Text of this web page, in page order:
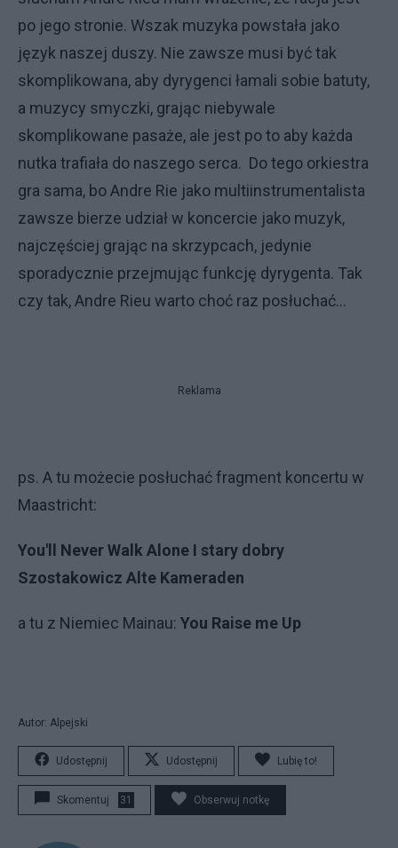
po jego stronie. Wszak muzyka powstała jako
język naszej duszy. Nie zawsze musi być tak
skomplikowana, aby dyrygenci łamali sobie batuty,
a muzycy smyczki, grając niebywale
skomplikowane pasaże, ale jest po to aby każda
nutka trafiała do naszego serca. Do tego orkiestra
gra sama, bo Andre Rie jako multiinstrumentalista
zawsze bierze udział w koncercie jako muzyk,
najczęściej grając na skrzypcach, jedynie
sporadycznie przejmując funkcję dyrygenta. Tak
czy tak, Andre Rieu warto choć raz posłuchać...
Reklama
ps. A tu możecie posłuchać fragment koncertu w
Maastricht:
You'll Never Walk Alone I stary dobry
Szostakowicz Alte Kameraden
a tu z Niemiec Mainau: You Raise me Up
Autor: Alpejski
Udostępnij Udostępnij Lubię to!
Skomentuj 31 Obserwuj notkę